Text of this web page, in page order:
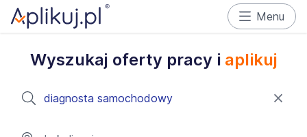
Menu
Wyszukaj oferty pracy i aplikuj